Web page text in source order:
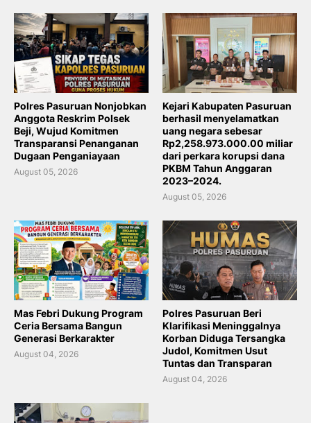
Polres Pasuruan Nonjobkan
Anggota Reskrim Polsek
Beji, Wujud Komitmen
Transparansi Penanganan
Dugaan Penganiayaan
August 05, 2026
Kejari Kabupaten Pasuruan
berhasil menyelamatkan
uang negara sebesar
Rp2,258.973.000.00 miliar
dari perkara korupsi dana
PKBM Tahun Anggaran
2023–2024.
August 05, 2026
Mas Febri Dukung Program
Ceria Bersama Bangun
Generasi Berkarakter
August 04, 2026
Polres Pasuruan Beri
Klarifikasi Meninggalnya
Korban Diduga Tersangka
Judol, Komitmen Usut
Tuntas dan Transparan
August 04, 2026